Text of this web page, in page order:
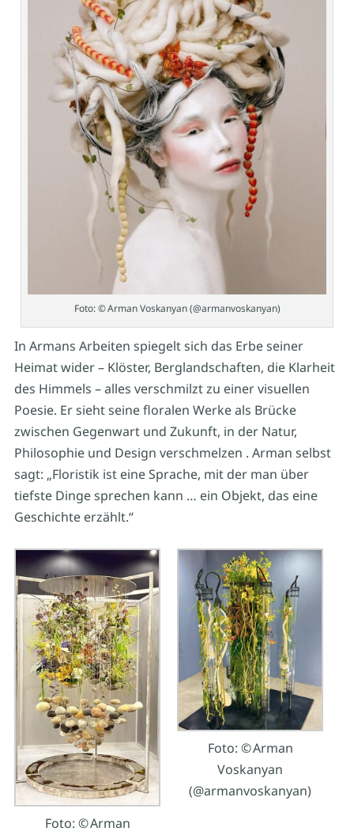
Foto: © Arman Voskanyan (@armanvoskanyan)
In Armans Arbeiten spiegelt sich das Erbe seiner
Heimat wider – Klöster, Berglandschaften, die Klarheit
des Himmels – alles verschmilzt zu einer visuellen
Poesie. Er sieht seine floralen Werke als Brücke
zwischen Gegenwart und Zukunft, in der Natur,
Philosophie und Design verschmelzen . Arman selbst
sagt: „Floristik ist eine Sprache, mit der man über
tiefste Dinge sprechen kann … ein Objekt, das eine
Geschichte erzählt.“
Foto: © Arman
Foto: © Arman
Voskanyan
(@armanvoskanyan)